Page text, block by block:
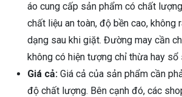
áo cung cấp sản phẩm có chất
chất liệu an toàn, độ bền cao, không
dạng sau khi giặt. Đường may cần
không có hiện tượng chỉ thừa hay sổ
Giá cả: Giá cả của sản phẩm cần
độ chất lượng. Bên cạnh đó, các